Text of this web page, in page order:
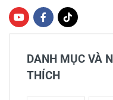
DANH MỤC VÀ
THÍCH